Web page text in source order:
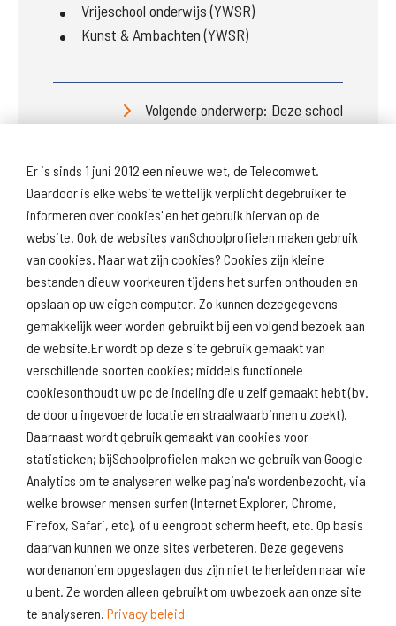
Er is sinds 1 juni 2012 een nieuwe wet, de Telecomwet.
Daardoor is elke website wettelijk verplicht degebruiker te
informeren over 'cookies' en het gebruik hiervan op de
website. Ook de websites vanSchoolprofielen maken gebruik
van cookies. Maar wat zijn cookies? Cookies zijn kleine
bestanden dieuw voorkeuren tijdens het surfen onthouden en
opslaan op uw eigen computer. Zo kunnen dezegegevens
gemakkelijk weer worden gebruikt bij een volgend bezoek aan
de website.Er wordt op deze site gebruik gemaakt van
verschillende soorten cookies; middels functionele
cookiesonthoudt uw pc de indeling die u zelf gemaakt hebt (bv.
de door u ingevoerde locatie en straalwaarbinnen u zoekt).
Daarnaast wordt gebruik gemaakt van cookies voor
statistieken; bijSchoolprofielen maken we gebruik van Google
Analytics om te analyseren welke pagina's wordenbezocht, via
welke browser mensen surfen (Internet Explorer, Chrome,
Firefox, Safari, etc), of u eengroot scherm heeft, etc. Op basis
daarvan kunnen we onze sites verbeteren. Deze gegevens
wordenanoniem opgeslagen dus zijn niet te herleiden naar wie
u bent. Ze worden alleen gebruikt om uwbezoek aan onze site
te analyseren. Privacy beleid
Vrijeschool onderwijs (YWSR)
Kunst & Ambachten (YWSR)
Volgende onderwerp: Deze school
Download
schoolprofiel
Naar
schoolresultaten
Naar scholenopdekaart.nl